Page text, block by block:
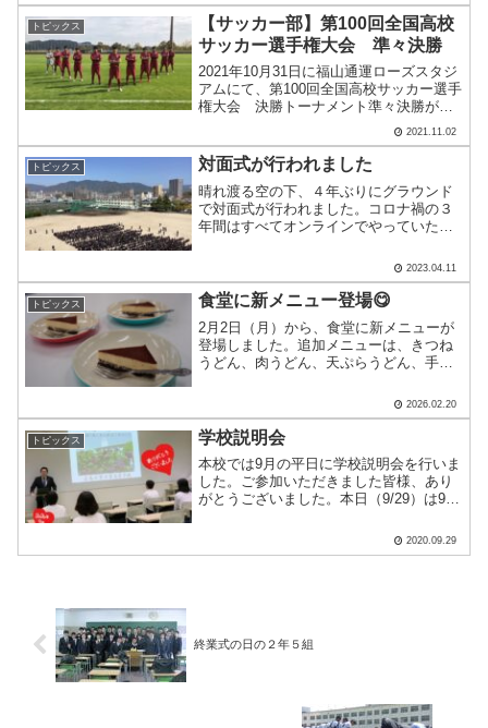
こちらには，愛媛大.....
トピックス
【サッカー部】第100回全国高校
サッカー選手権大会 準々決勝
2021年10月31日に福山通運ローズスタジ
アムにて、第100回全国高校サッカー選手
権大会 決勝トーナメント準々決勝が行
われました。選手権大会では５年ぶりの
準々決勝に挑みました。沼田高校との対
戦でした。前半に２失点を喫し、追いか
ける展開に。.....
2021.11.02
トピックス 対面式が行われました
晴れ渡る空の下、４年ぶりにグラウンド
で対面式が行われました。コロナ禍の３
年間はすべてオンラインでやっていたの
一同に会する様子を見ると、少しずつ元
の生活を取り戻しているように感じま
す。ここ数年はこのように全.....
2023.04.11
トピックス 食堂に新メニュー登場😋
2月2日（月）から、食堂に新メニューが
登場しました。追加メニューは、きつね
うどん、肉うどん、天ぷらうどん、手作
す。うどん3種類に関しては、工大うどん
（きつね、肉、ちくわ天がトッピング）
がありましたが、それぞ.....
2026.02.20
トピックス 学校説明会
本校では9月の平日に学校説明会を行いま
した。ご参加いただきました皆様、あり
がとうございました。本日（9/29）は9月
力が少しでも伝わっていると幸いです。
今回の説明会で様々な中学生さんとの出
2020.09.29
終業式の日の２年５組